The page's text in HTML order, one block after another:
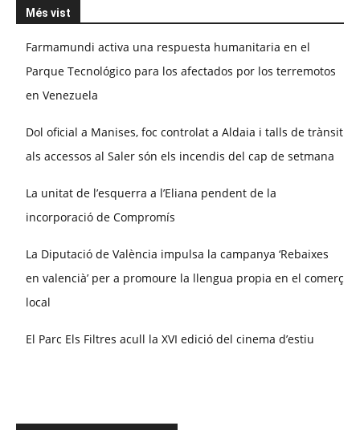
Més vist
Farmamundi activa una respuesta humanitaria en el
Parque Tecnológico para los afectados por los terremotos
en Venezuela
Dol oficial a Manises, foc controlat a Aldaia i talls de trànsit
als accessos al Saler són els incendis del cap de setmana
La unitat de l’esquerra a l’Eliana pendent de la
incorporació de Compromís
La Diputació de València impulsa la campanya ‘Rebaixes
en valencià’ per a promoure la llengua propia en el comerç
local
El Parc Els Filtres acull la XVI edició del cinema d’estiu